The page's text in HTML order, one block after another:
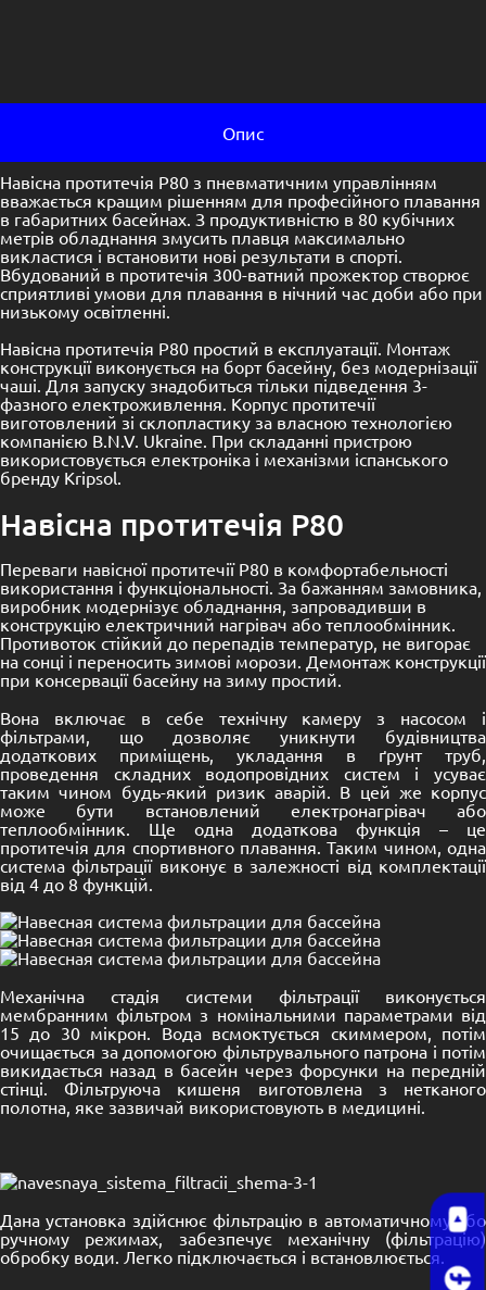
Опис
Навісна протитечія P80 з пневматичним управлінням
вважається кращим рішенням для професійного плавання
в габаритних басейнах. З продуктивністю в 80 кубічних
метрів обладнання змусить плавця максимально
викластися і встановити нові результати в спорті.
Вбудований в протитечія 300-ватний прожектор створює
сприятливі умови для плавання в нічний час доби або при
низькому освітленні.
Навісна протитечія P80 простий в експлуатації. Монтаж
конструкції виконується на борт басейну, без модернізації
чаші. Для запуску знадобиться тільки підведення 3-
фазного електроживлення. Корпус протитечії
виготовлений зі склопластику за власною технологією
компанією B.N.V. Ukraine. При складанні пристрою
використовується електроніка і механізми іспанського
бренду Kripsol.
Навісна протитечія P80
Переваги навісної протитечії P80 в комфортабельності
використання і функціональності. За бажанням замовника,
виробник модернізує обладнання, запровадивши в
конструкцію електричний нагрівач або теплообмінник.
Противоток стійкий до перепадів температур, не вигорає
на сонці і переносить зимові морози. Демонтаж конструкції
при консервації басейну на зиму простий.
Вона включає в себе технічну камеру з насосом і
фільтрами, що дозволяє уникнути будівництва
додаткових приміщень, укладання в ґрунт труб,
проведення складних водопровідних систем і усуває
таким чином будь-який ризик аварій. В цей же корпус
може бути встановлений електронагрівач або
теплообмінник. Ще одна додаткова функція – це
протитечія для спортивного плавання. Таким чином, одна
система фільтрації виконує в залежності від комплектації
від 4 до 8 функцій.
Механічна стадія системи фільтрації виконується
мембранним фільтром з номінальними параметрами від
15 до 30 мікрон. Вода всмоктується скиммером, потім
очищається за допомогою фільтрувального патрона і потім
викидається назад в басейн через форсунки на передній
стінці. Фільтруюча кишеня виготовлена з нетканого
полотна, яке зазвичай використовують в медицині.
Дана установка здійснює фільтрацію в автоматичному або
ручному режимах, забезпечує механічну (фільтрацію)
обробку води. Легко підключається і встановлюється.